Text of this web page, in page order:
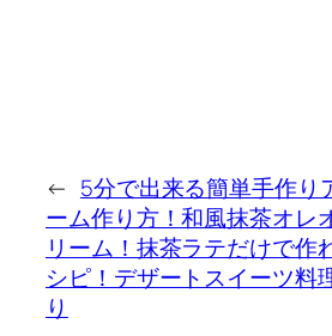
← 5分で出来る簡単手作り
ーム作り方！和風抹茶オレ
リーム！抹茶ラテだけで作
シピ！デザートスイーツ料
り